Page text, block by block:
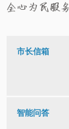
市长信箱
智能问答